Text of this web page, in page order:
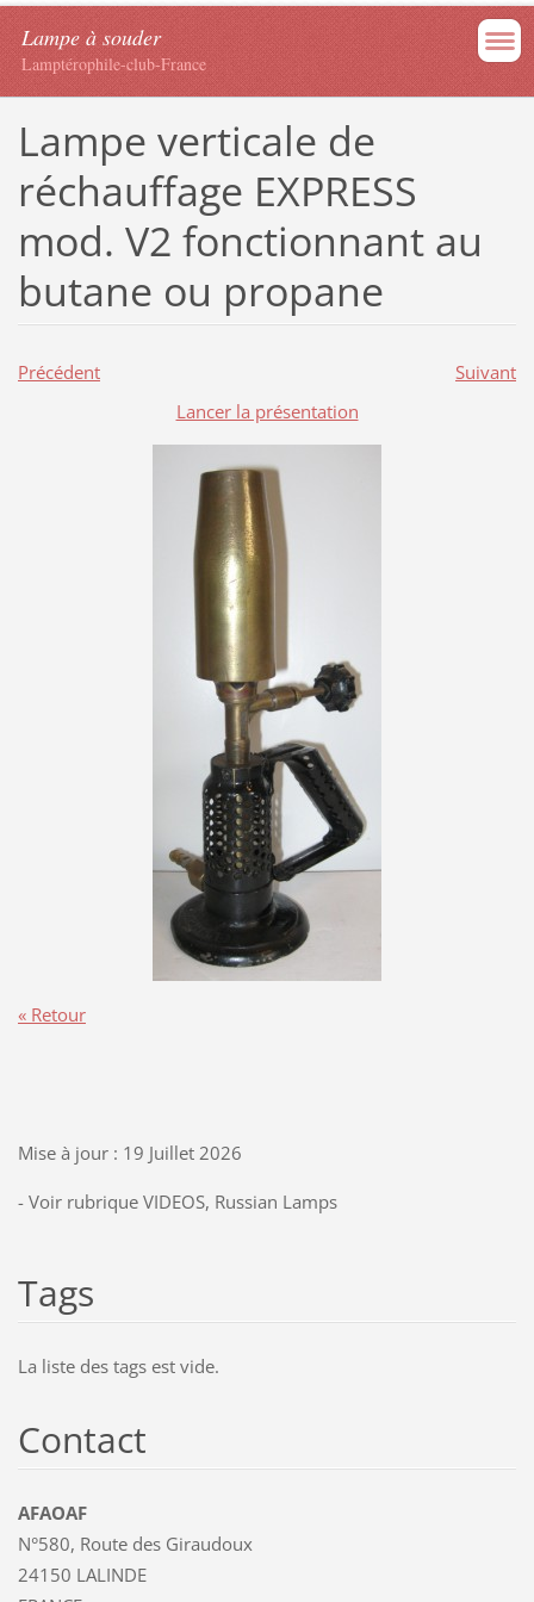
Lampe à souder
Lamptérophile-club-France
Lampe verticale de
réchauffage EXPRESS
mod. V2 fonctionnant au
butane ou propane
Précédent
Suivant
Lancer la présentation
« Retour
Mise à jour : 19 Juillet 2026
- Voir rubrique VIDEOS, Russian Lamps
Tags
La liste des tags est vide.
Contact
AFAOAF
N°580, Route des Giraudoux
24150 LALINDE